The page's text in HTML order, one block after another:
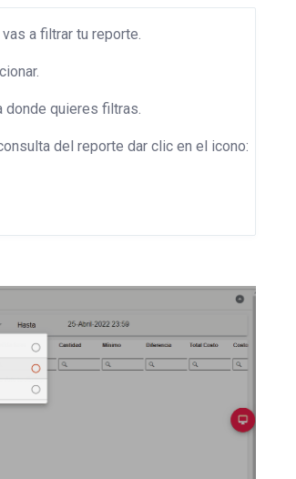
a filtrar tu reporte.
donde quieres filtras.
del reporte dar clic en el icono: